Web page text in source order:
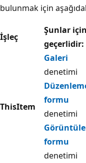
bulunmak için
İşleç
Şunlar için
geçerlidir:
ThisItem
Galeri
denetimi
formu
denetimi
formu
denetimi